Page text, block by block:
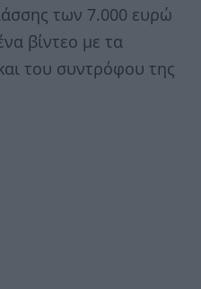
των 7.000 ευρώ
βίντεο με τα
του συντρόφου της